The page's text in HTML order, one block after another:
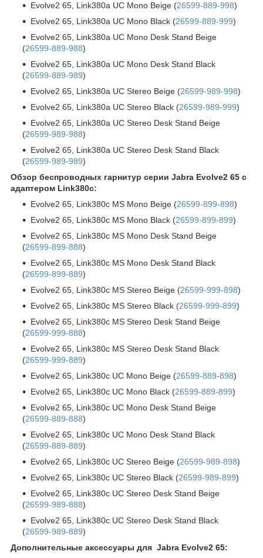
Evolve2 65, Link380a UC Mono Beige (26599-889-998)
Evolve2 65, Link380a UC Mono Black (26599-889-999)
Evolve2 65, Link380a UC Mono Desk Stand Beige
(26599-889-988)
Evolve2 65, Link380a UC Mono Desk Stand Black
(26599-889-989)
Evolve2 65, Link380a UC Stereo Beige (26599-989-998)
Evolve2 65, Link380a UC Stereo Black (26599-989-999)
Evolve2 65, Link380a UC Stereo Desk Stand Beige
(26599-989-988)
Evolve2 65, Link380a UC Stereo Desk Stand Black
(26599-989-989)
Обзор беспроводных гарнитур серии Jabra Evolve2 65 c
адаптером Link380c:
Evolve2 65, Link380c MS Mono Beige (26599-899-898)
Evolve2 65, Link380c MS Mono Black (26599-899-899)
Evolve2 65, Link380c MS Mono Desk Stand Beige
(26599-899-888)
Evolve2 65, Link380c MS Mono Desk Stand Black
(26599-899-889)
Evolve2 65, Link380c MS Stereo Beige (26599-999-898)
Evolve2 65, Link380c MS Stereo Black (26599-999-899)
Evolve2 65, Link380c MS Stereo Desk Stand Beige
(26599-999-888)
Evolve2 65, Link380c MS Stereo Desk Stand Black
(26599-999-889)
Evolve2 65, Link380c UC Mono Beige (26599-889-898)
Evolve2 65, Link380c UC Mono Black (26599-889-899)
Evolve2 65, Link380c UC Mono Desk Stand Beige
(26599-889-888)
Evolve2 65, Link380c UC Mono Desk Stand Black
(26599-889-889)
Evolve2 65, Link380c UC Stereo Beige (26599-989-898)
Evolve2 65, Link380c UC Stereo Black (26599-989-899)
Evolve2 65, Link380c UC Stereo Desk Stand Beige
(26599-989-888)
Evolve2 65, Link380c UC Stereo Desk Stand Black
(26599-989-889)
Дополнительные аксессуары для Jabra Evolve2 65: